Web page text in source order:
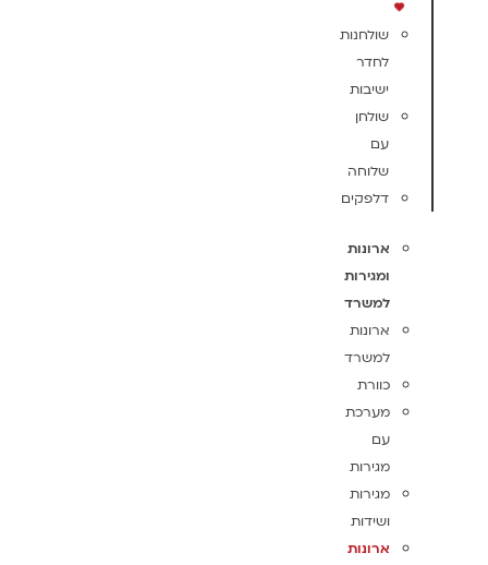
שולחנות
לחדר
ישיבות
שולחן
עם
שלוחה
דלפקים
ארונות
ומגירות
למשרד
ארונות
למשרד
כוורת
מערכת
עם
מגירות
מגירות
ושידות
ארונות